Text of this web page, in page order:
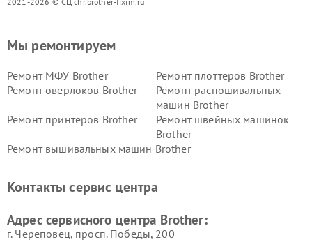
Мы ремонтируем
Ремонт МФУ Brother
Ремонт плоттеров Brother
Ремонт оверлоков Brother
Ремонт распошивальных
машин Brother
Ремонт принтеров Brother
Ремонт швейных машинок
Brother
Ремонт вышивальных машин Brother
Контакты сервис центра
Адрес сервисного центра Brother:
г. Череповец, просп. Победы, 200